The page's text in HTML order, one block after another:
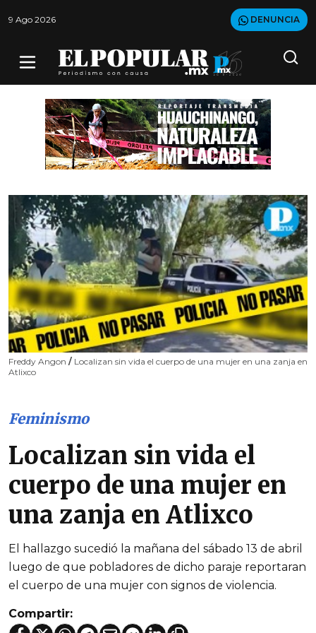
9 Ago 2026 DENUNCIA
Freddy Angon / Localizan sin vida el cuerpo de una mujer en una zanja en
Atlixco
Feminismo
Localizan sin vida el
cuerpo de una mujer en
una zanja en Atlixco
El hallazgo sucedió la mañana del sábado 13 de abril
luego de que pobladores de dicho paraje reportaran
el cuerpo de una mujer con signos de violencia.
Compartir: